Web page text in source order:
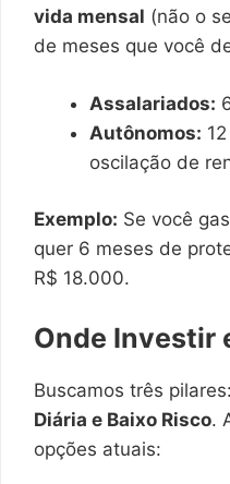
vida mensal (não o
de meses que você
Assalariados:
Autônomos:
oscilação de
Exemplo: Se você
quer 6 meses de
R$ 18.000.
Onde Investir
Buscamos três pilares:
Diária e Baixo Risco.
opções atuais: